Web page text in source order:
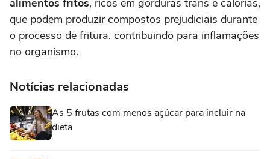
alimentos fritos, ricos em gorduras trans e calorias,
que podem produzir compostos prejudiciais durante
o processo de fritura, contribuindo para inflamações
no organismo.
Notícias relacionadas
As 5 frutas com menos açúcar para incluir na
dieta